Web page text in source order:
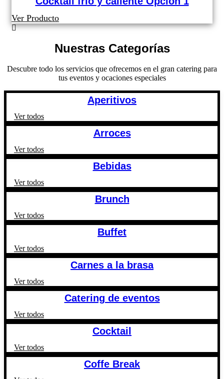
Ver Producto
Nuestras Categorías
Descubre todo los servicios que ofrecemos en el gran catering para
tus eventos y ocaciones especiales
Aperitivos
Ver todos
Arroces
Ver todos
Bebidas
Ver todos
Brunch
Ver todos
Buffet
Ver todos
Carnes a la brasa
Ver todos
Catering de eventos
Ver todos
Cocktail
Ver todos
Coffe Break